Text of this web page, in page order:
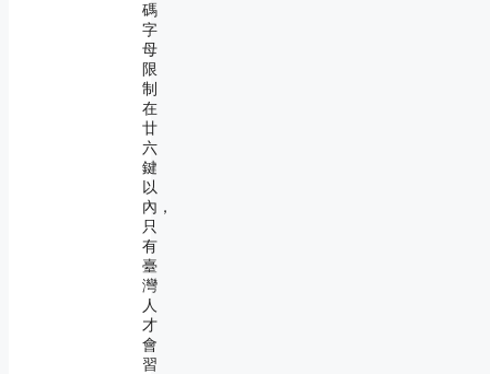
碼
字
母
限
制
在
廿
六
鍵
以
內，
只
有
臺
灣
人
才
會
習